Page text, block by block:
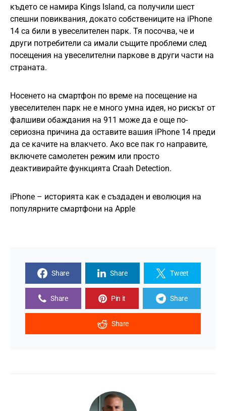
където се намира Kings Island, са получили шест
спешни повиквания, докато собствениците на iPhone
14 са били в увеселителен парк. Тя посочва, че и
други потребители са имали същите проблеми след
посещения на увеселителни паркове в други части на
страната.
Носенето на смартфон по време на посещение на
увеселителен парк не е много умна идея, но рискът от
фалшиви обаждания на 911 може да е още по-
сериозна причина да оставите вашия iPhone 14 преди
да се качите на влакчето. Ако все пак го направите,
включете самолетен режим или просто
деактивирайте функцията Craah Detection.
iPhone – историята как е създаден и еволюция на
популярните смартфони на Apple
Share Share Tweet
Share Pin it Share
Share